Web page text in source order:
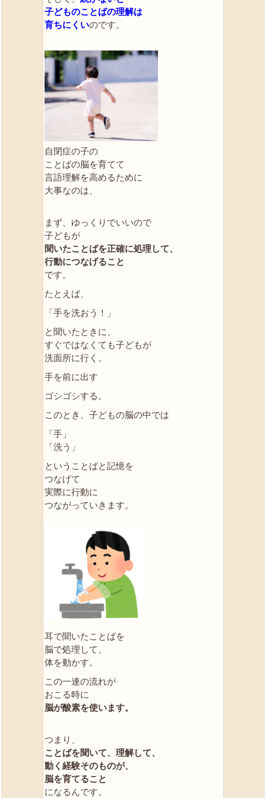
子どものことばの理解は
育ちにくいのです。
自閉症の子の
ことばの脳を育てて
言語理解を高めるために
大事なのは、
まず、ゆっくりでいいので
子どもが
聞いたことばを正確に処理して、
行動につなげること
です。
たとえば、
「手を洗おう！」
と聞いたときに、
すぐではなくても子どもが
洗面所に行く。
手を前に出す
ゴシゴシする。
このとき、子どもの脳の中では
「手」
「洗う」
ということばと記憶を
つなげて
実際に行動に
つながっていきます。
耳で聞いたことばを
脳で処理して、
体を動かす。
この一連の流れが
おこる時に
脳が酸素を使います。
つまり、
ことばを聞いて、理解して、
動く経験そのものが、
脳を育てること
になるんです。